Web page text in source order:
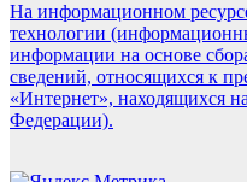
На информационном
технологии
информации на основе
сведений, относящихся к
«Интернет», находящихся
Федерации).